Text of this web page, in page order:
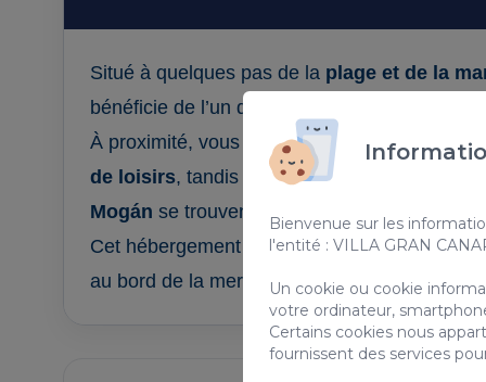
Situé à quelques pas de la plage et de la
bénéficie de l’un des meilleurs emplacements
À proximité, vous trouverez restaurants,
de loisirs, tandis que les célèbres stations
Mogán se trouvent à seulement quelques
Cet hébergement est idéal pour les
au bord de la mer avec tous les services à
Bienvenue sur les
l'entité : VILLA GRAN
Un cookie ou cookie
votre ordinateur,
Certains cookies nous
fournissent des services